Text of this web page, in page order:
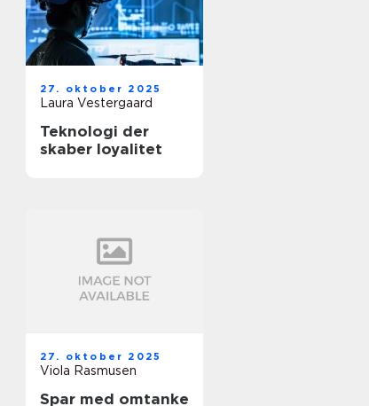
27. oktober 2025
Laura Vestergaard
Teknologi der
skaber loyalitet
27. oktober 2025
Viola Rasmusen
Spar med omtanke